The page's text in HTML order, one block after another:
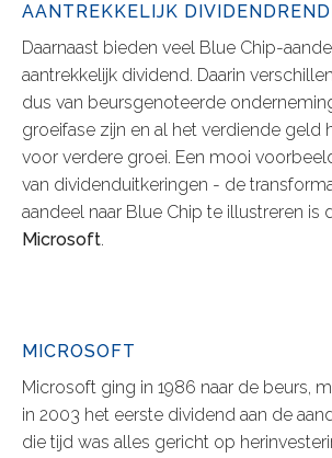
AANTREKKELIJK
Daarnaast bieden veel Blue Chip-
aantrekkelijk dividend. Daarin
dus van beursgenoteerde
groeifase zijn en al het verdiende geld
voor verdere groei. Een mooi
van dividenduitkeringen - de
aandeel naar Blue Chip te illustreren is
Microsoft.
MICROSOFT
Microsoft ging in 1986 naar de beurs,
in 2003 het eerste dividend aan de
die tijd was alles gericht op